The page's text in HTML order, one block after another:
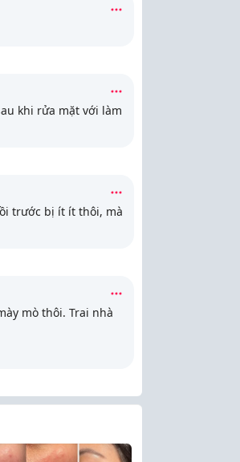
khi rửa mặt với làm
trước bị ít ít thôi, mà
mò thôi. Trai nhà